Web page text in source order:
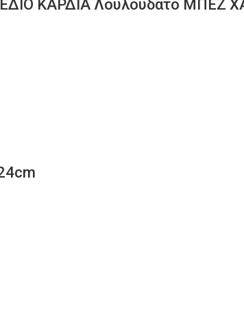
ΚΑΡΔΙΑ Λουλουδάτο ΜΠΕΖ